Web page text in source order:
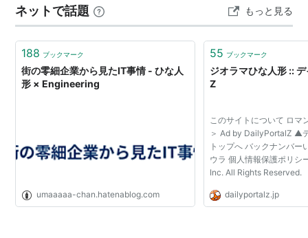
ネットで話題 もっと見る
188 ブックマーク
街の零細企業から見たIT事情 - ひな人
形 × Engineering
umaaaaa-chan.hatenablog.com
55 ブックマーク
ジオラマひな人形 ::
Z
このサイトについて ロマ
＞ Ad by DailyPortalZ ▲
トップへ バックナンバー
ウラ 個人情報保護ポリ
Inc. All Rights Reserved.
dailyportalz.jp